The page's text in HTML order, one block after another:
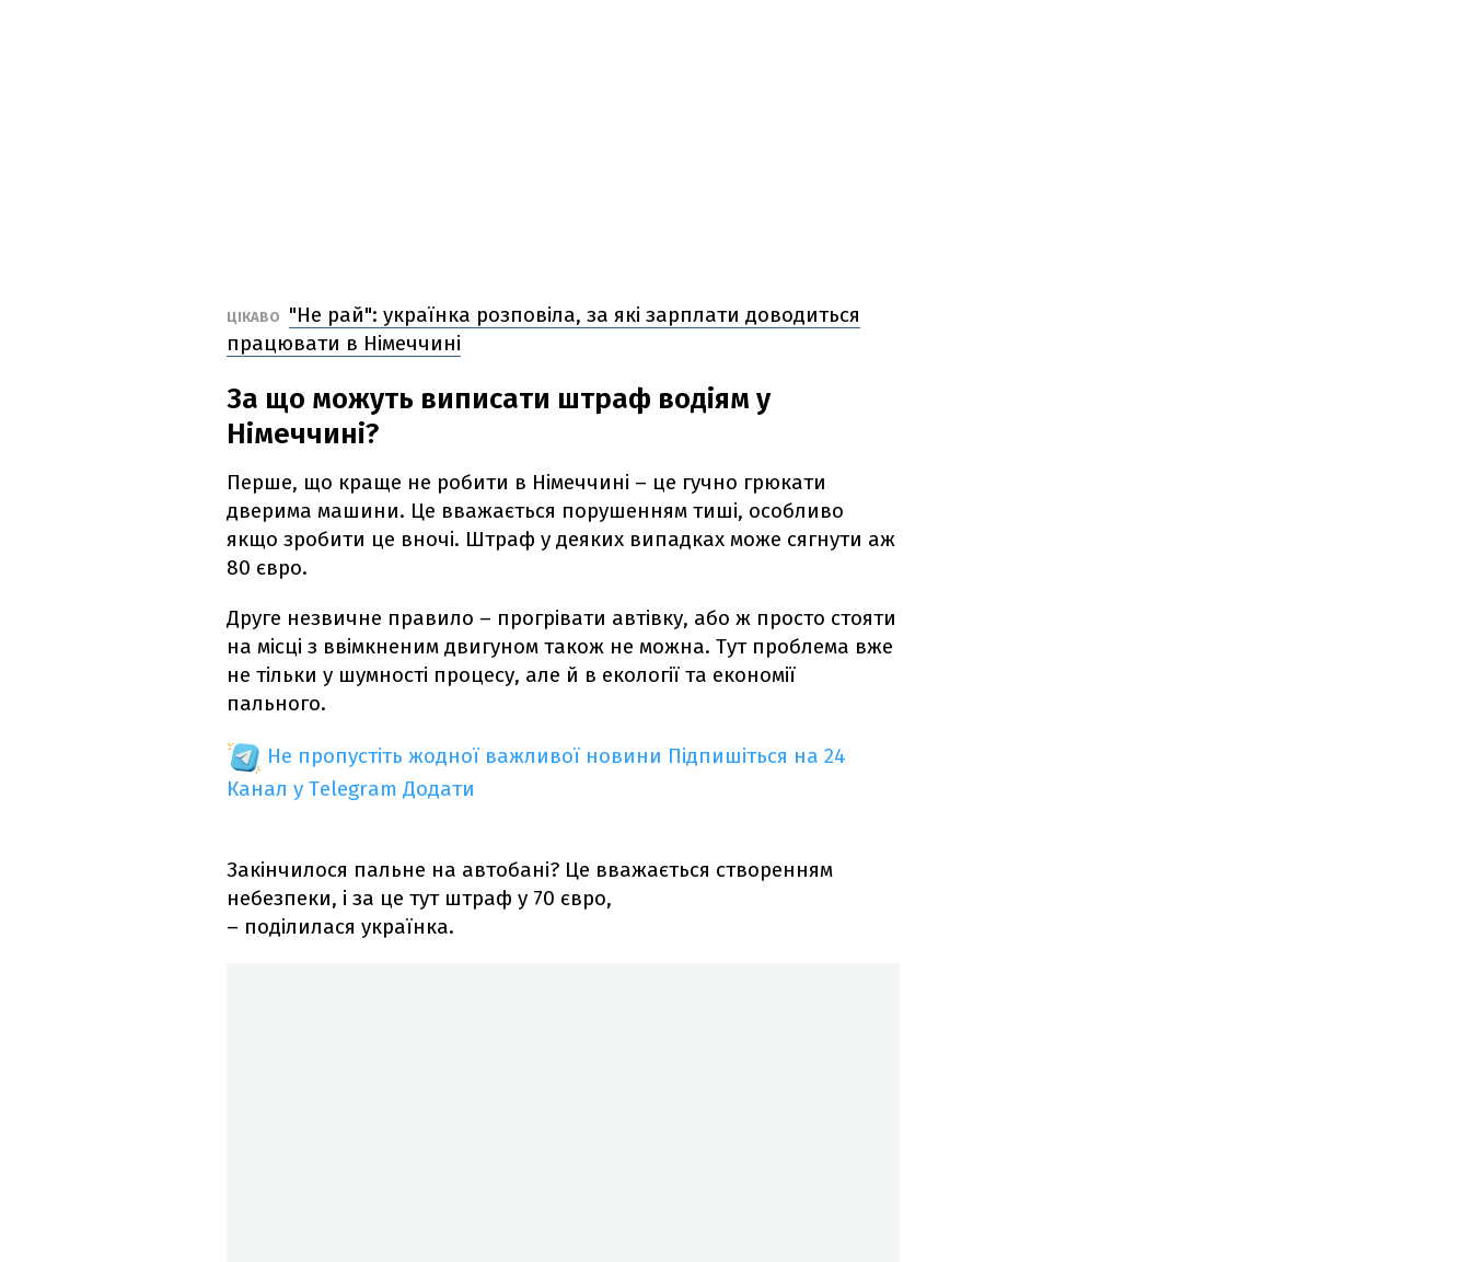
ЦІКАВО
"Не рай": українка розповіла, за які зарплати доводиться
працювати в Німеччині
За що можуть виписати штраф водіям у
Німеччині?
Перше, що краще не робити в Німеччині – це гучно грюкати
дверима машини. Це вважається порушенням тиші, особливо
якщо зробити це вночі. Штраф у деяких випадках може сягнути аж
80 євро.
Друге незвичне правило – прогрівати автівку, або ж просто стояти
на місці з ввімкненим двигуном також не можна. Тут проблема вже
не тільки у шумності процесу, але й в екології та економії
пального.
Не пропустіть жодної важливої новини Підпишіться на 24
Канал у Telegram Додати
Закінчилося пальне на автобані? Це вважається створенням
небезпеки, і за це тут штраф у 70 євро,
– поділилася українка.